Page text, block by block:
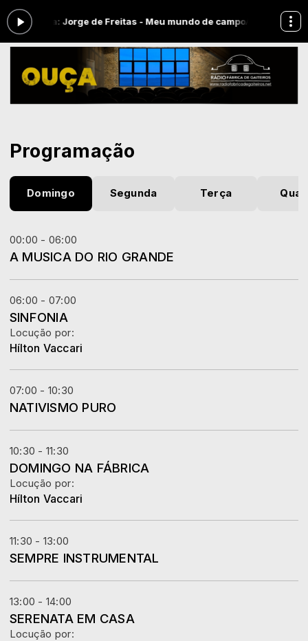
agora: Jorge de Freitas - Meu mundo de campoA MUSICA DO
Programação
Domingo Segunda Terça
00:00 - 06:00
A MUSICA DO RIO GRANDE
06:00 - 07:00
SINFONIA
Locução por:
Hílton Vaccari
07:00 - 10:30
NATIVISMO PURO
10:30 - 11:30
DOMINGO NA FÁBRICA
Locução por:
Hílton Vaccari
11:30 - 13:00
SEMPRE INSTRUMENTAL
13:00 - 14:00
SERENATA EM CASA
Locução por: